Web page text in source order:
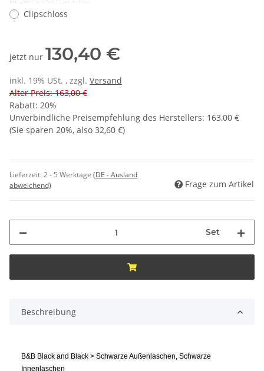
Clipschloss
jetzt nur 130,40 €
inkl. 19% USt. , zzgl. Versand
Alter Preis: 163,00 €
Rabatt: 20%
Unverbindliche Preisempfehlung des Herstellers: 163,00 €
(Sie sparen 20%, also 32,60 €)
Lieferzeit:2 - 5 Werktage (DE - Ausland
abweichend)
Frage zum Artikel
Set
Beschreibung
B&B Black and Black > Schwarze Außenlaschen, Schwarze
Innenlaschen